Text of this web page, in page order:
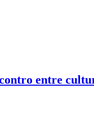
entre